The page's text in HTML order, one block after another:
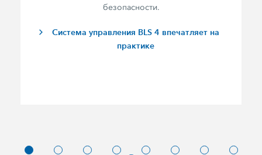
безопасности.
Система управления BLS 4 впечатляет на
практике